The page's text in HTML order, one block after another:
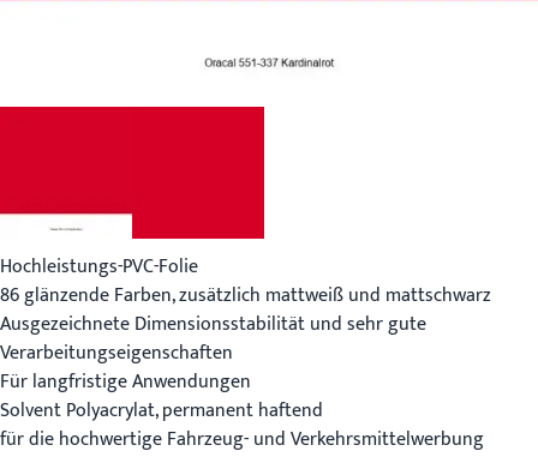
Hochleistungs-PVC-Folie
86 glänzende Farben, zusätzlich mattweiß und mattschwarz
Ausgezeichnete Dimensionsstabilität und sehr gute
Verarbeitungseigenschaften
Für langfristige Anwendungen
Solvent Polyacrylat, permanent haftend
für die hochwertige Fahrzeug- und Verkehrsmittelwerbung